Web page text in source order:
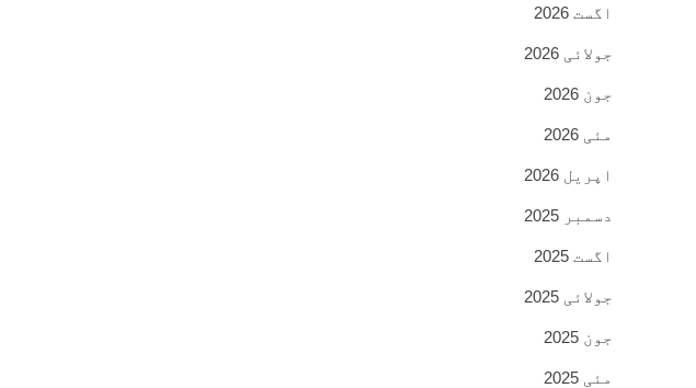
اگست 2026
جولائی 2026
جون 2026
مئی 2026
اپریل 2026
دسمبر 2025
اگست 2025
جولائی 2025
جون 2025
مئی 2025